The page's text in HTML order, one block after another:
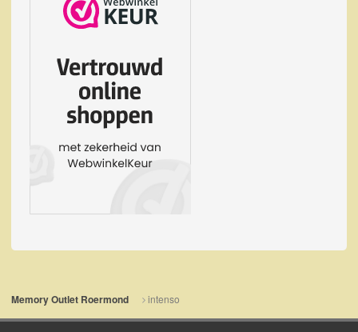
Memory Outlet Roermond intenso